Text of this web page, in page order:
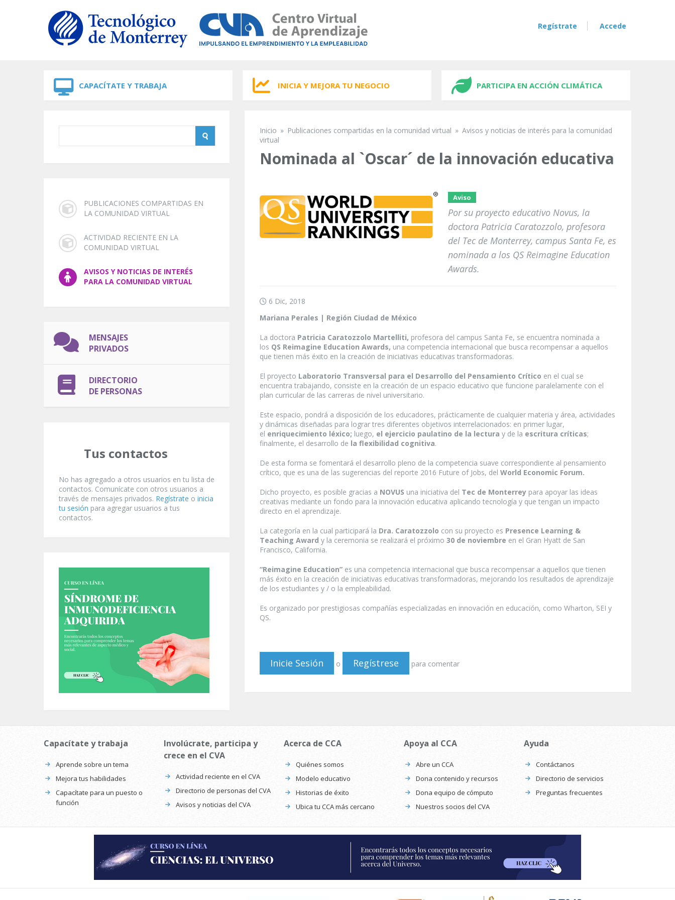
Regístrate Accede
CAPACÍTATE Y TRABAJA INICIA Y MEJORA TU NEGOCIO PARTICIPA EN ACCIÓN CLIMÁTICA
PUBLICACIONES COMPARTIDAS EN
LA COMUNIDAD VIRTUAL
ACTIVIDAD RECIENTE EN LA
COMUNIDAD VIRTUAL
AVISOS Y NOTICIAS DE INTERÉS
PARA LA COMUNIDAD VIRTUAL
MENSAJES
PRIVADOS
DIRECTORIO
DE PERSONAS
Tus contactos
No has agregado a otros usuarios en tu lista de
contactos. Comunícate con otros usuarios a
través de mensajes privados. Regístrate o inicia
tu sesión para agregar usuarios a tus
contactos.
Se encuentra usted aquí
Inicio » Publicaciones compartidas en la comunidad virtual » Avisos y noticias de interés para la comunidad
virtual
Nominada al `Oscar´ de la innovación educativa
Aviso
Por su proyecto educativo Novus, la
doctora Patricia Caratozzolo, profesora
del Tec de Monterrey, campus Santa Fe, es
nominada a los QS Reimagine Education
Awards.
6 Dic, 2018
Mariana Perales | Región Ciudad de México
La doctora Patricia Caratozzolo Martelliti, profesora del campus Santa Fe, se encuentra nominada a
los QS Reimagine Education Awards, una competencia internacional que busca recompensar a aquellos
que tienen más éxito en la creación de iniciativas educativas transformadoras.
El proyecto Laboratorio Transversal para el Desarrollo del Pensamiento Crítico en el cual se
encuentra trabajando, consiste en la creación de un espacio educativo que funcione paralelamente con el
plan curricular de las carreras de nivel universitario.
Este espacio, pondrá a disposición de los educadores, prácticamente de cualquier materia y área, actividades
y dinámicas diseñadas para lograr tres diferentes objetivos interrelacionados: en primer lugar,
el enriquecimiento léxico; luego, el ejercicio paulatino de la lectura y de la escritura críticas;
finalmente, el desarrollo de la flexibilidad cognitiva.
De esta forma se fomentará el desarrollo pleno de la competencia suave correspondiente al pensamiento
crítico, que es una de las sugerencias del reporte 2016 Future of Jobs, del World Economic Forum.
Dicho proyecto, es posible gracias a NOVUS una iniciativa del Tec de Monterrey para apoyar las ideas
creativas mediante un fondo para la innovación educativa aplicando tecnología y que tengan un impacto
directo en el aprendizaje.
La categoría en la cual participará la Dra. Caratozzolo con su proyecto es Presence Learning &
Teaching Award y la ceremonia se realizará el próximo 30 de noviembre en el Gran Hyatt de San
Francisco, California.
“Reimagine Education” es una competencia internacional que busca recompensar a aquellos que tienen
más éxito en la creación de iniciativas educativas transformadoras, mejorando los resultados de aprendizaje
de los estudiantes y / o la empleabilidad.
Es organizado por prestigiosas compañías especializadas en innovación en educación, como Wharton, SEI y
QS.
Inicie Sesión o Regístrese para comentar
Capacítate y trabaja
Aprende sobre un tema
Mejora tus habilidades
Capacítate para un puesto o
función
Involúcrate, participa y
crece en el CVA
Actividad reciente en el CVA
Directorio de personas del CVA
Avisos y noticias del CVA
Acerca de CCA
Quiénes somos
Modelo educativo
Historias de éxito
Ubica tu CCA más cercano
Apoya al CCA
Abre un CCA
Dona contenido y recursos
Dona equipo de cómputo
Nuestros socios del CVA
Ayuda
Contáctanos
Directorio de servicios
Preguntas frecuentes